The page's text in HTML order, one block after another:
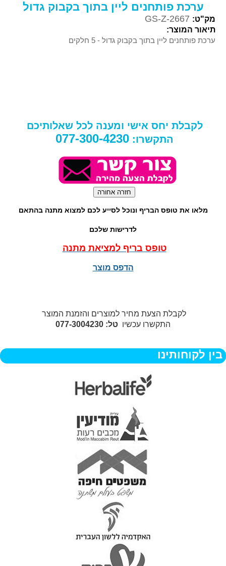
ערכת פותחנים ליין בתוך בקבוק גדול
מק"ט: GS-Z-2667
תיאור המוצר:
ערכת פותחנים ליין בתוך בקבוק גדול - 5 חלקים
לקבלת יחס אישי ומענה לכל שאלותיכם
התקשרו: 077-300-4230
מלאו את טופס הבריף ונוכל לסייע לכם למצוא מתנה בהתאם
לדרישות שלכם
טופס בריף למציאת מתנה
הדפס מוצר
לקבלת הצעת מחיר למוצרים והזמנת המוצר
התקשרו עכשיו טל: 077-3004230
בין לקוחותינו